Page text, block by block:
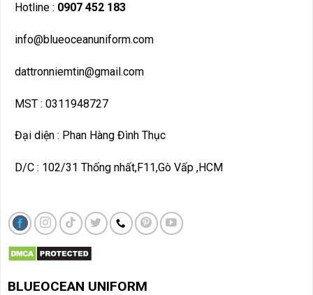
Hotline : 0907 452 183
info@blueoceanuniform.com
dattronniemtin@gmail.com
MST : 0311948727
Đại diện : Phan Hàng Đình Thục
D/C : 102/31 Thống nhất,F11,Gò Vấp ,HCM
BLUEOCEAN UNIFORM